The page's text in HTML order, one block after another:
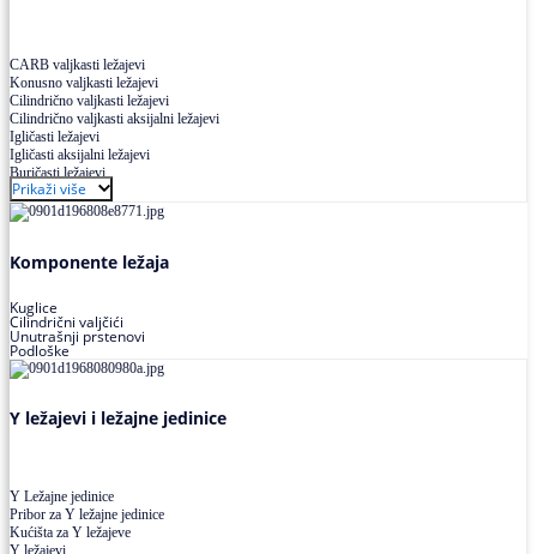
CARB valjkasti ležajevi
Konusno valjkasti ležajevi
Cilindrično valjkasti ležajevi
Cilindrično valjkasti aksijalni ležajevi
Igličasti ležajevi
Igličasti aksijalni ležajevi
Buričasti ležajevi
Buričasti zaptiveni ležajevi
Buričasti aksijalni ležajevi
Prikaži više
Komponente ležaja
Kuglice
Cilindrični valjčići
Unutrašnji prstenovi
Podloške
Y ležajevi i ležajne jedinice
Y Ležajne jedinice
Pribor za Y ležajne jedinice
Kućišta za Y ležajeve
Y ležajevi